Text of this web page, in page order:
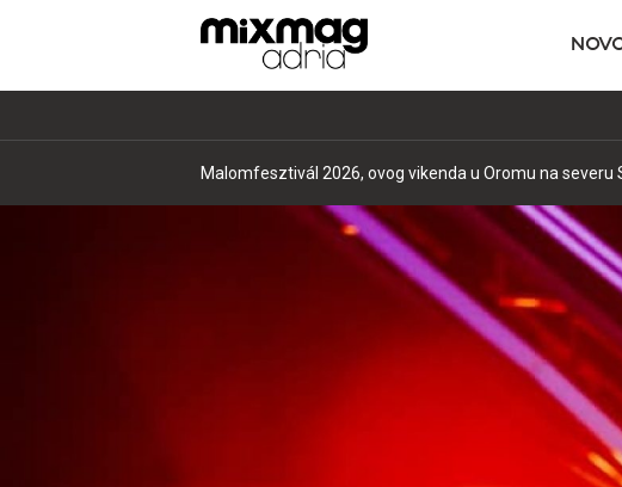
Malomfesztivál 2026, ovog vikenda u Oromu na severu